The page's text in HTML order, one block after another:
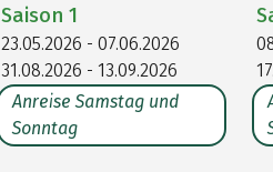
Saison 1
23.05.2026 - 07.06.2026
31.08.2026 - 13.09.2026
Anreise Samstag und
Sonntag